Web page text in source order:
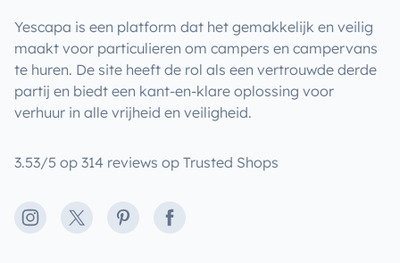
Yescapa is een platform dat het gemakkelijk en veilig
maakt voor particulieren om campers en campervans
te huren. De site heeft de rol als een vertrouwde derde
partij en biedt een kant-en-klare oplossing voor
verhuur in alle vrijheid en veiligheid.
3.53/5 op 314 reviews op Trusted Shops
Instagram
X PinterestFacebook